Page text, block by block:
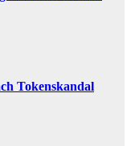
Tokenskandal